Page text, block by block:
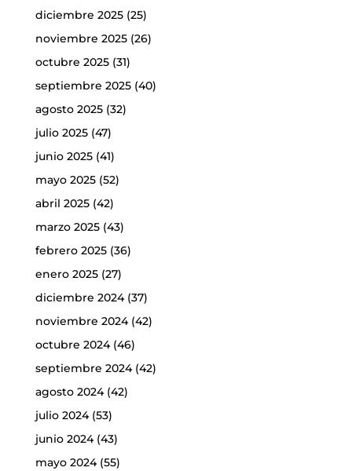
diciembre 2025(25)
noviembre 2025(26)
octubre 2025(31)
septiembre 2025(40)
agosto 2025(32)
julio 2025(47)
junio 2025(41)
mayo 2025(52)
abril 2025(42)
marzo 2025(43)
febrero 2025(36)
enero 2025(27)
diciembre 2024(37)
noviembre 2024(42)
octubre 2024(46)
septiembre 2024(42)
agosto 2024(42)
julio 2024(53)
junio 2024(43)
mayo 2024(55)